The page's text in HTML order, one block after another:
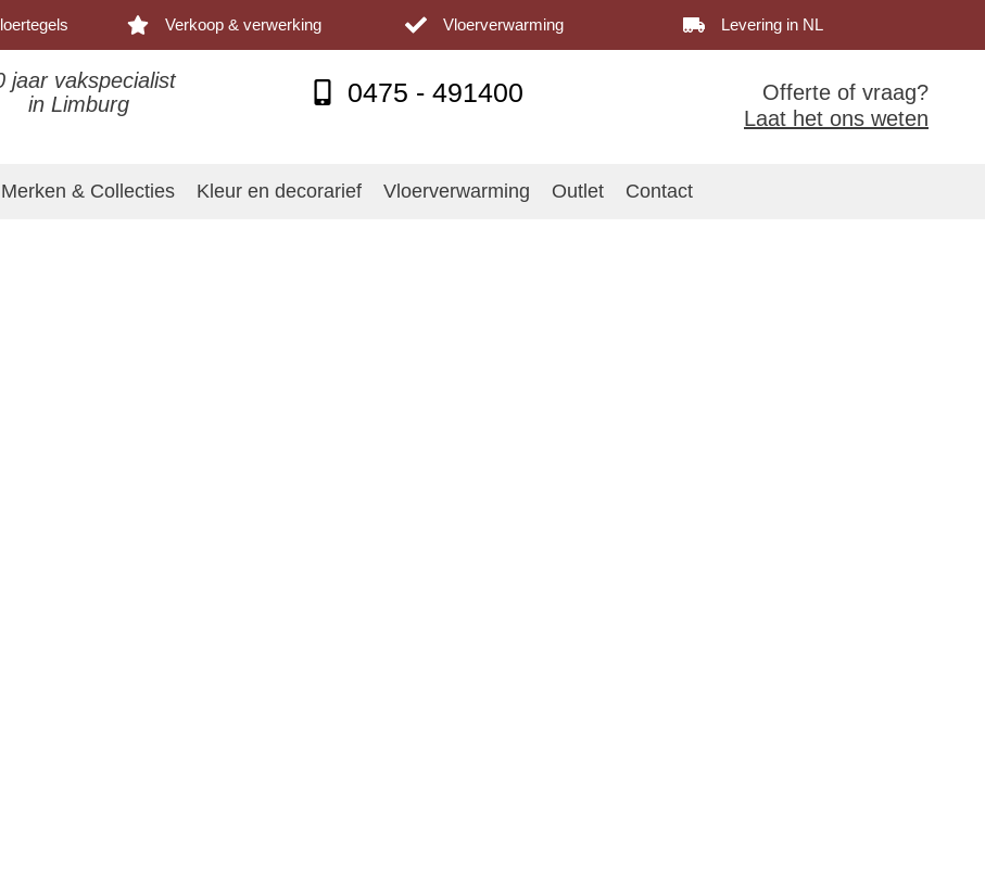
Verkoop & verwerking Vloerverwarming Levering in NL
jaar vakspecialist
in Limburg
0475 - 491400
Offerte of vraag?
Laat het ons weten
Merken & Collecties Kleur en decorarief Vloerverwarming Outlet Contact